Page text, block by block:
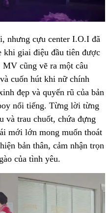
nhưng cựu center I.O.I đã
giai điệu đầu tiên được
cũng vẽ ra một câu
cuốn hút khi nữ chính
đẹp và quyến rũ của bản
nổi tiếng. Từng lời từng
và trau chuốt, chứa đựng
mới lớn mong muốn thoát
bản thân, cảm nhận trọn
của tình yêu.